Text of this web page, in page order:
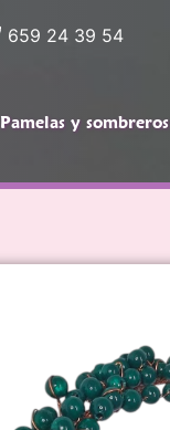
659 24 39 54
Pamelas y sombreros